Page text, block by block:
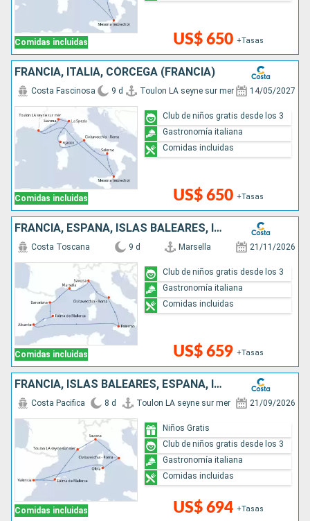
Comidas incluidas US$ 650 +Tasas
FRANCIA, ITALIA, CÓRCEGA (FRANCIA)
Comidas incluidas
Costa Fascinosa 9 d Toulon LA seyne sur mer 14/05/2027
US$ 650 +Tasas
Club de niños gratis desde los 3
Gastronomía italiana
Comidas incluidas
FRANCIA, ESPAÑA, ISLAS BALEARES, ITALIA
Comidas incluidas
Costa Toscana 9 d Marsella 21/11/2026
US$ 659 +Tasas
Club de niños gratis desde los 3
Gastronomía italiana
Comidas incluidas
FRANCIA, ISLAS BALEARES, ESPAÑA, ITALIA
Comidas incluidas
Costa Pacifica 8 d Toulon LA seyne sur mer 21/09/2026
US$ 694 +Tasas
Niños Gratis
Club de niños gratis desde los 3
Gastronomía italiana
Comidas incluidas